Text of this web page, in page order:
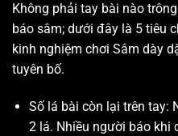
Không phải tay bài nào
báo sâm; dưới đây là 5 tiêu
kinh nghiệm chơi Sâm dày
tuyên bố.
Số lá bài còn lại trên tay:
2 lá. Nhiều người báo khi